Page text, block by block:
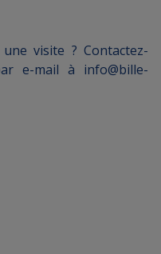
visite ? Contactez-
e-mail à info@bille-